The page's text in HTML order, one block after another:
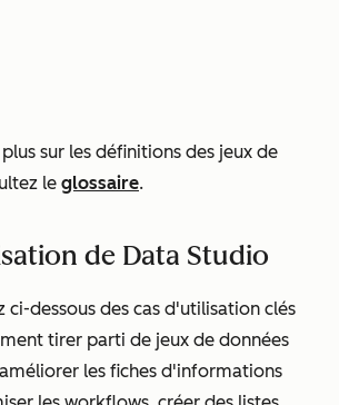
sur les définitions des jeux de
le glossaire.
de Data Studio
ci-dessous des cas d'utilisation clés
tirer parti de jeux de données
les fiches d'informations